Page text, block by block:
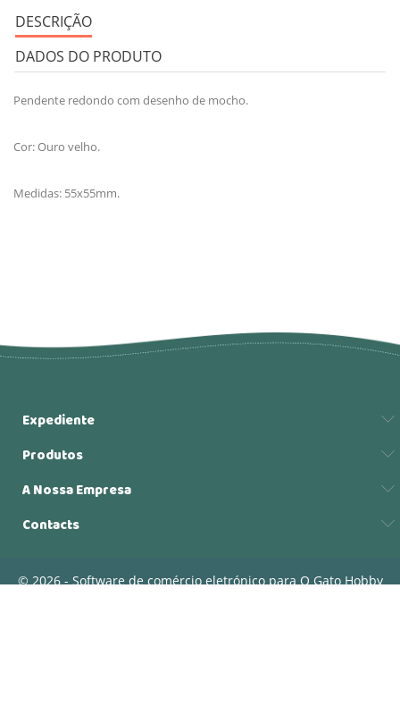
DESCRIÇÃO
DADOS DO PRODUTO
Pendente redondo com desenho de mocho.
Cor: Ouro velho.
Medidas: 55x55mm.
Expediente
Produtos
A Nossa Empresa
Contacts
© 2026 - Software de comércio eletrónico para O Gato Hobby